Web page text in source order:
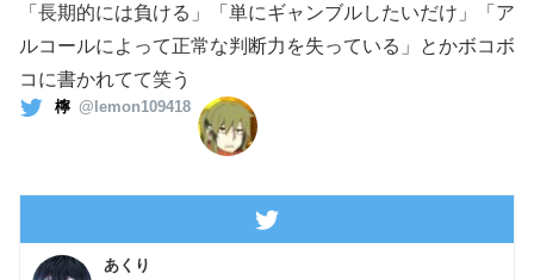
「長期的には負ける」「単にギャンブルしたいだけ」「ア
ルコールによって正常な判断力を失っている」とかボコボ
コに書かれてて笑う
檸 @lemon109418
あくり